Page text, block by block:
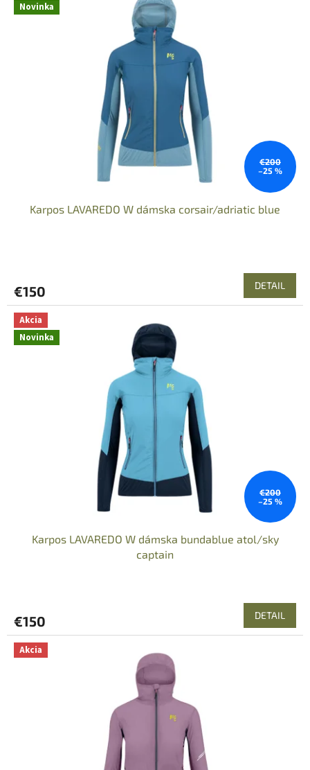
p Novinka
€200
–25 %
Karpos LAVAREDO W dámska corsair/adriatic blue
€150 DETAIL
Akcia
Novinka
€200
–25 %
Karpos LAVAREDO W dámska bundablue atol/sky
captain
€150 DETAIL
Akcia